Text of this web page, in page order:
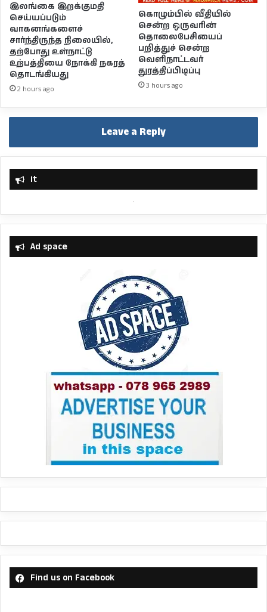
இலங்கை இறக்குமதி
செய்யப்படும்
வாகனங்களைச்
சார்ந்திருந்த நிலையில்,
தற்போது உள்நாட்டு
உற்பத்தியை நோக்கி நகரத்
தொடங்கியது
2 hours ago
கொழும்பில் வீதியில்
சென்ற ஒருவரின்
தொலைபேசியைப்
பறித்துச் சென்ற
வெளிநாட்டவர்
துரத்திப்பிடிப்பு
3 hours ago
Leave a Reply
it
Ad space
Find us on Facebook